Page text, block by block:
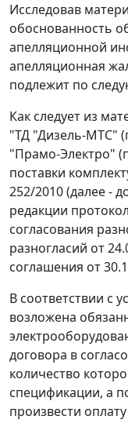
Исследовав
обоснованность
апелляционной
апелляционная
подлежит по
Как следует из
"ТД "Дизель-МТС"
"Прамо-Электро"
поставки
252/2010 (далее -
редакции
согласования
разногласий от
соглашения от
В соответствии с
возложена
договора в
количество
спецификации, а
произвести